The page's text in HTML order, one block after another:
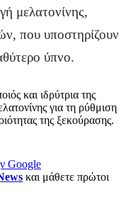
μελατονίνης,
που υποστηρίζουν
ύπνο.
και ιδρύτρια της
για τη ρύθμιση
της ξεκούρασης.
Google
και μάθετε πρώτοι